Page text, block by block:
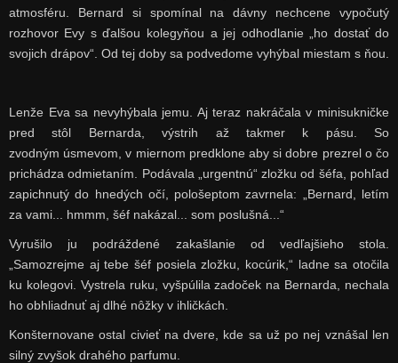
atmosféru. Bernard si spomínal na dávny nechcene vypočutý
rozhovor Evy s ďalšou kolegyňou a jej odhodlanie „ho dostať do
svojich drápov“. Od tej doby sa podvedome vyhýbal miestam s ňou.
Lenže Eva sa nevyhýbala jemu. Aj teraz nakráčala v minisukničke
pred stôl Bernarda, výstrih až takmer k pásu. So
zvodným úsmevom, v miernom predklone aby si dobre prezrel o čo
prichádza odmietaním. Podávala „urgentnú“ zložku od šéfa, pohľad
zapichnutý do hnedých očí, pološeptom zavrnela: „Bernard, letím
za vami... hmmm, šéf nakázal... som poslušná...“
Vyrušilo ju podráždené zakašlanie od vedľajšieho stola.
„Samozrejme aj tebe šéf posiela zložku, kocúrik,“ ladne sa otočila
ku kolegovi. Vystrela ruku, vyšpúlila zadoček na Bernarda, nechala
ho obhliadnuť aj dlhé nôžky v ihličkách.
Konšternovane ostal civieť na dvere, kde sa už po nej vznášal len
silný zvyšok drahého parfumu.